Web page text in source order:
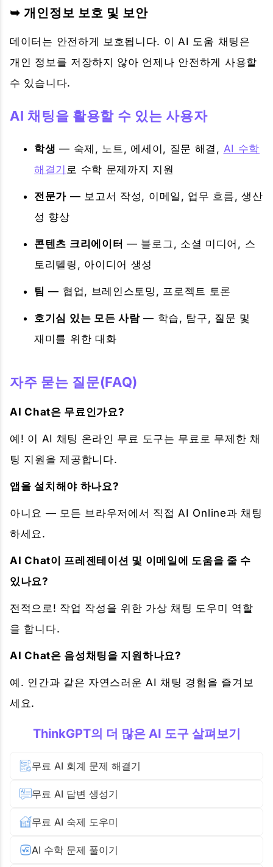
➥ 개인정보 보호 및 보안
데이터는 안전하게 보호됩니다. 이 AI 도움 채팅은
개인 정보를 저장하지 않아 언제나 안전하게 사용할
수 있습니다.
AI 채팅을 활용할 수 있는 사용자
학생 — 숙제, 노트, 에세이, 질문 해결, AI 수학
해결기 로 수학 문제까지 지원
전문가 — 보고서 작성, 이메일, 업무 흐름, 생산
성 향상
콘텐츠 크리에이터 — 블로그, 소셜 미디어, 스
토리텔링, 아이디어 생성
팀 — 협업, 브레인스토밍, 프로젝트 토론
호기심 있는 모든 사람— 학습, 탐구, 질문 및
재미를 위한 대화
자주 묻는 질문(FAQ)
AI Chat은 무료인가요?
예! 이 AI 채팅 온라인 무료 도구는 무료로 무제한 채
팅 지원을 제공합니다.
앱을 설치해야 하나요?
아니요 — 모든 브라우저에서 직접 AI Online과 채팅
하세요.
AI Chat이 프레젠테이션 및 이메일에 도움을 줄 수
있나요?
전적으로! 작업 작성을 위한 가상 채팅 도우미 역할
을 합니다.
AI Chat은 음성채팅을 지원하나요?
예. 인간과 같은 자연스러운 AI 채팅 경험을 즐겨보
세요.
ThinkGPT의 더 많은 AI 도구 살펴보기
무료 AI 회계 문제 해결기
무료 AI 답변 생성기
무료 AI 숙제 도우미
AI 수학 문제 풀이기